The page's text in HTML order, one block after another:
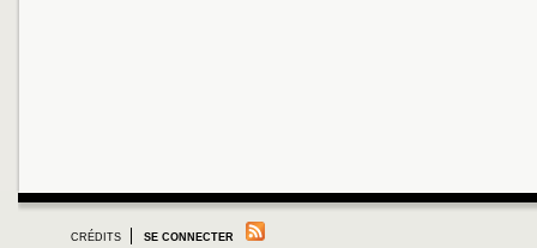
CRÉDITS SE CONNECTER